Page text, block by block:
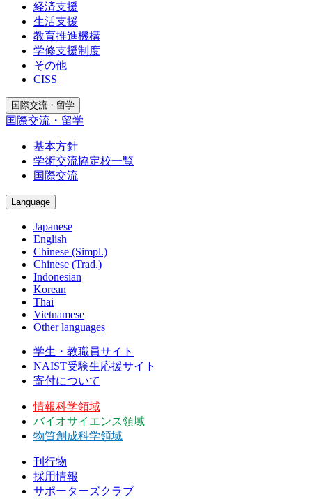
経済支援
生活支援
教育推進機構
学修支援制度
その他
CISS
国際交流・留学
国際交流・留学
基本方針
学術交流協定校一覧
国際交流
Language
Japanese
English
Chinese (Simpl.)
Chinese (Trad.)
Indonesian
Korean
Thai
Vietnamese
Other languages
学生・教職員サイト
NAIST受験生応援サイト
寄付について
情報科学領域
バイオサイエンス領域
物質創成科学領域
刊行物
採用情報
サポーターズクラブ